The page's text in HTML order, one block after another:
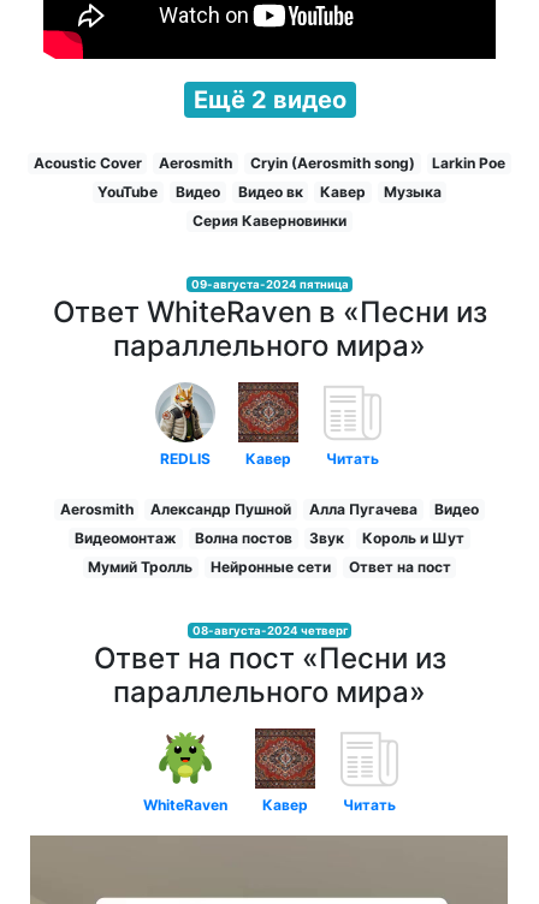
Ещё 2 видео
Acoustic Cover Aerosmith Cryin (Aerosmith song)
Larkin Poe
YouTube
Видео Видео вк Кавер
Музыка
Серия Каверновинки
09-августа-2024 пятница
Ответ WhiteRaven в «Песни из
параллельного мира»
REDLIS Кавер Читать
Aerosmith Александр Пушной Алла Пугачева
Видео
Видеомонтаж
Волна постов Звук
Король и Шут
Мумий Тролль
Нейронные сети Ответ на пост
08-августа-2024 четверг
Ответ на пост «Песни из
параллельного мира»
WhiteRaven Кавер Читать